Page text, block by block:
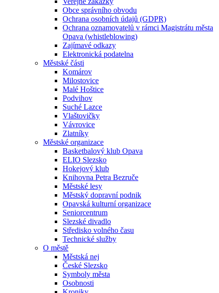
Obce správního obvodu
Ochrana osobních údajů (GDPR)
Ochrana oznamovatelů v rámci Magistrátu města
Opava (whistleblowing)
Zajímavé odkazy
Elektronická podatelna
Městské části
Komárov
Milostovice
Malé Hoštice
Podvihov
Suché Lazce
Vlaštovičky
Vávrovice
Zlatníky
Městské organizace
Basketbalový klub Opava
ELIO Slezsko
Hokejový klub
Knihovna Petra Bezruče
Městské lesy
Městský dopravní podnik
Opavská kulturní organizace
Seniorcentrum
Slezské divadlo
Středisko volného času
Technické služby
O městě
Městská nej
České Slezsko
Symboly města
Osobnosti